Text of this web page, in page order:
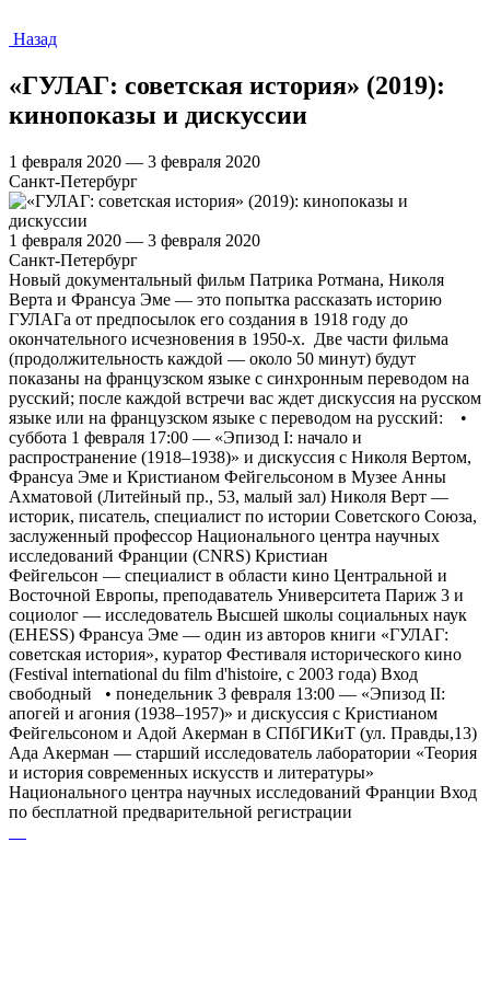
Назад
«ГУЛАГ: советская история» (2019):
кинопоказы и дискуссии
1 февраля 2020 — 3 февраля 2020
Санкт-Петербург
1 февраля 2020 — 3 февраля 2020
Санкт-Петербург
Новый документальный фильм Патрика Ротмана, Николя
Верта и Франсуа Эме — это попытка рассказать историю
ГУЛАГа от предпосылок его создания в 1918 году до
окончательного исчезновения в 1950-х. Две части фильма
(продолжительность каждой — около 50 минут) будут
показаны на французском языке с синхронным переводом на
русский; после каждой встречи вас ждет дискуссия на русском
языке или на французском языке с переводом на русский: •
суббота 1 февраля 17:00 — «Эпизод I: начало и
распространение (1918–1938)» и дискуссия с Николя Вертом,
Франсуа Эме и Кристианом Фейгельсоном в Музее Анны
Ахматовой (Литейный пр., 53, малый зал) Николя Верт —
историк, писатель, специалист по истории Советского Союза,
заслуженный профессор Национального центра научных
исследований Франции (CNRS) Кристиан
Фейгельсон — специалист в области кино Центральной и
Восточной Европы, преподаватель Университета Париж 3 и
социолог — исследователь Высшей школы социальных наук
(EHESS) Франсуа Эме — один из авторов книги «ГУЛАГ:
советская история», куратор Фестиваля исторического кино
(Festival international du film d'histoire, с 2003 года) Вход
свободный • понедельник 3 февраля 13:00 — «Эпизод II:
апогей и агония (1938–1957)» и дискуссия с Кристианом
Фейгельсоном и Адой Акерман в СПбГИКиТ (ул. Правды,13)
Ада Акерман — старший исследователь лаборатории «Теория
и история современных искусств и литературы»
Национального центра научных исследований Франции Вход
по бесплатной предварительной регистрации